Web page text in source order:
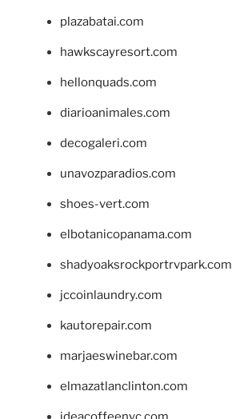
plazabatai.com
hawkscayresort.com
hellonquads.com
diarioanimales.com
decogaleri.com
unavozparadios.com
shoes-vert.com
elbotanicopanama.com
shadyoaksrockportrvpark.com
jccoinlaundry.com
kautorepair.com
marjaeswinebar.com
elmazatlanclinton.com